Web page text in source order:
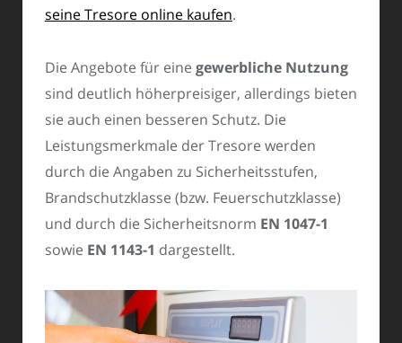
seine Tresore online kaufen.
Die Angebote für eine gewerbliche Nutzung
sind deutlich höherpreisiger, allerdings bieten
sie auch einen besseren Schutz. Die
Leistungsmerkmale der Tresore werden
durch die Angaben zu Sicherheitsstufen,
Brandschutzklasse (bzw. Feuerschutzklasse)
und durch die Sicherheitsnorm EN 1047-1
sowie EN 1143-1 dargestellt.